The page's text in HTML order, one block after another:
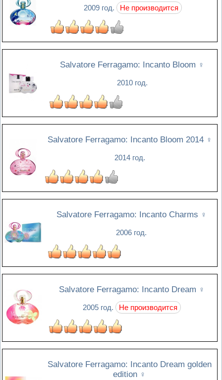
2009 год. Не производится
Salvatore Ferragamo: Incanto Bloom ♀
2010 год.
Salvatore Ferragamo: Incanto Bloom 2014 ♀
2014 год.
Salvatore Ferragamo: Incanto Charms ♀
2006 год.
Salvatore Ferragamo: Incanto Dream ♀
2005 год. Не производится
Salvatore Ferragamo: Incanto Dream golden
edition ♀